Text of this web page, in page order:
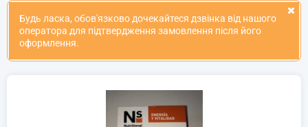
Будь ласка, обов'язково дочекайтеся дзвінка від нашого
оператора для підтвердження замовлення після його
оформлення.